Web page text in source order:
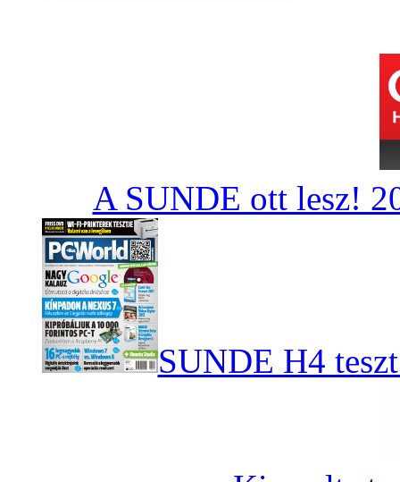
A SUNDE ott lesz!
SUNDE H4